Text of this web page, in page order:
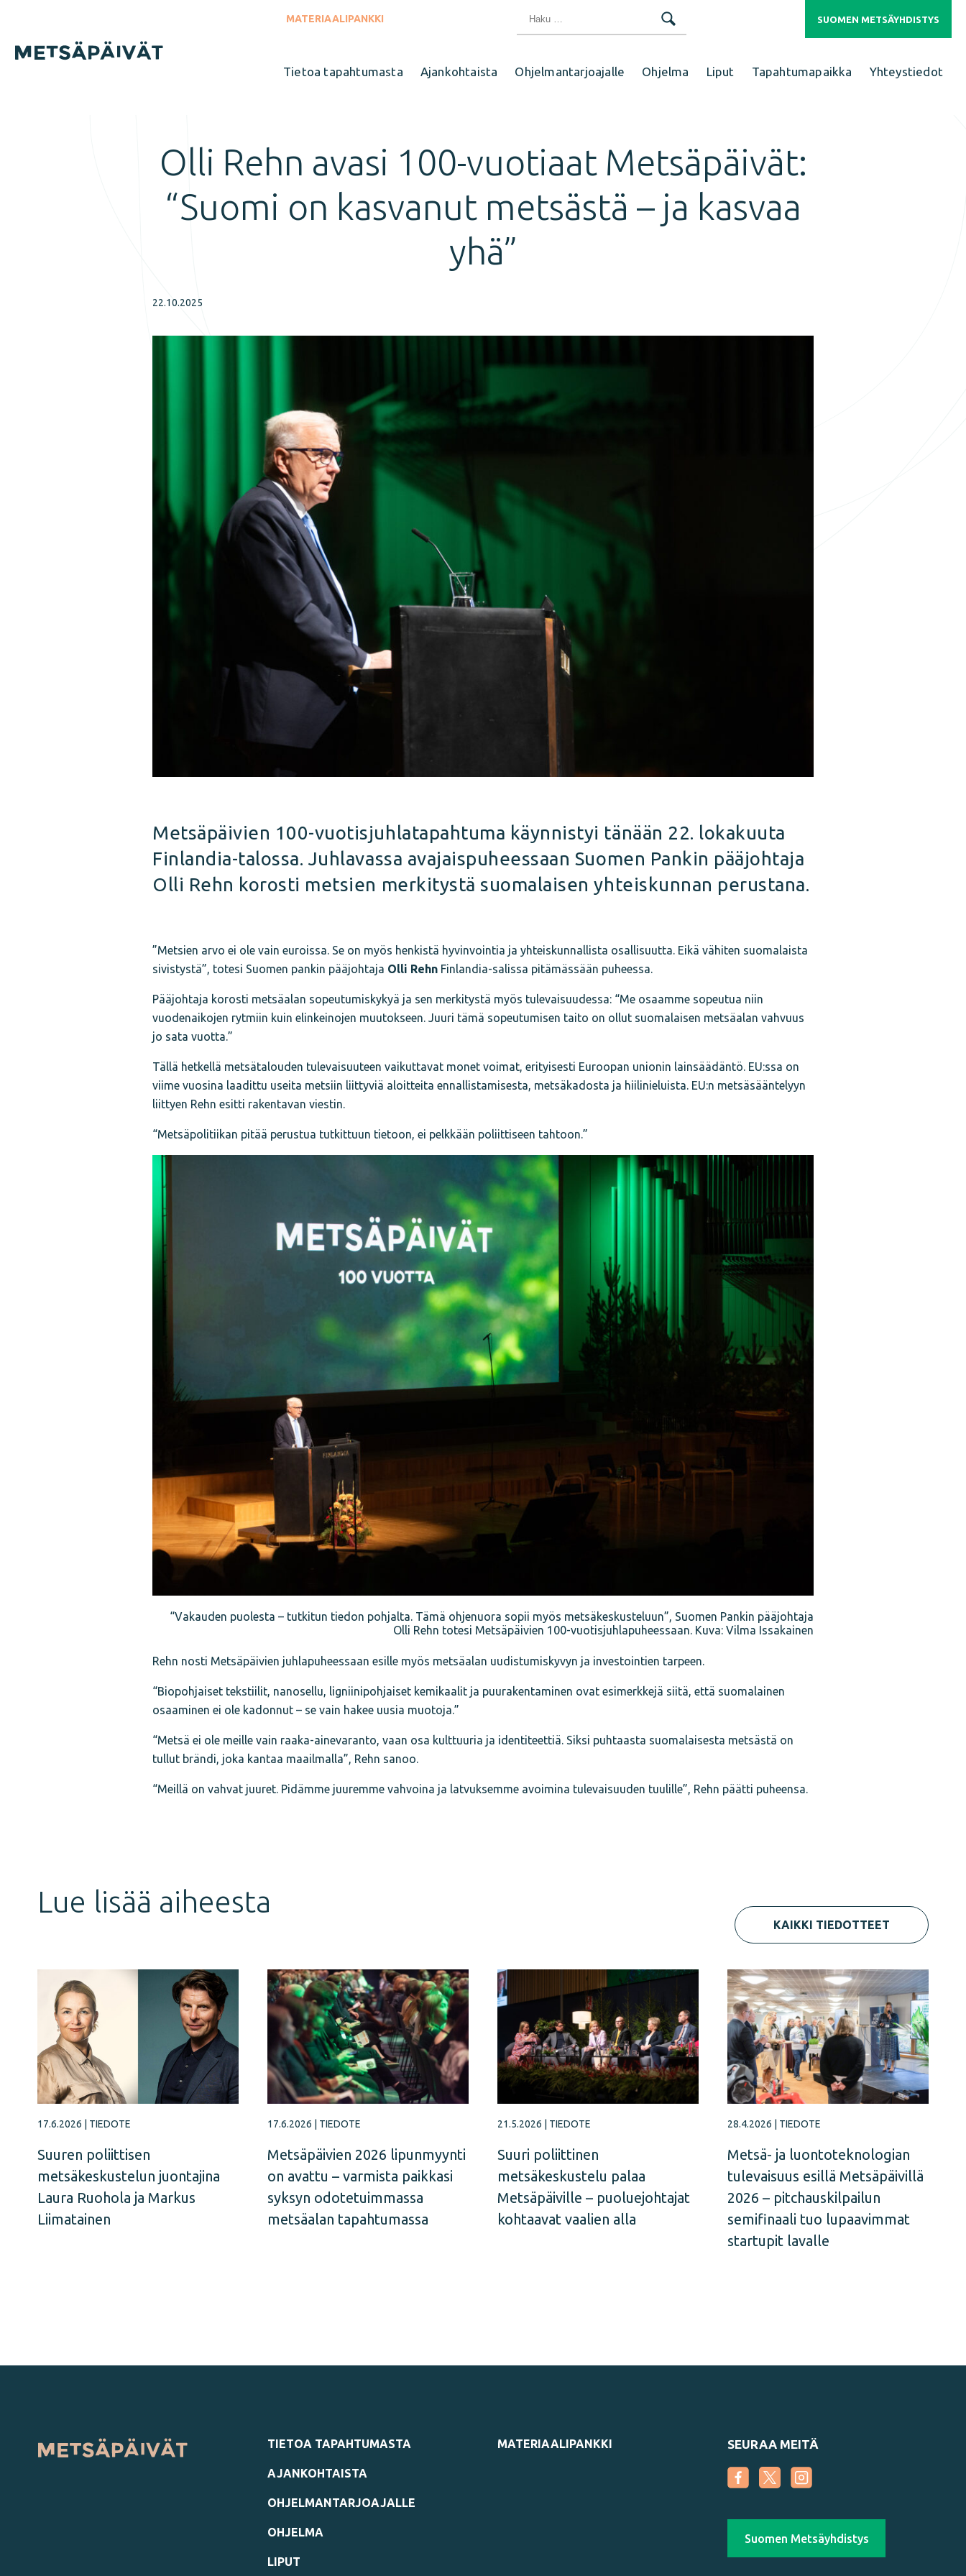
MATERIAALIPANKKI Haku: SUOMEN METSÄYHDISTYS
Tietoa tapahtumasta Ajankohtaista Ohjelmantarjoajalle Ohjelma Liput Tapahtumapaikka Yhteystiedot
Olli Rehn avasi 100-vuotiaat Metsäpäivät:
“Suomi on kasvanut metsästä – ja kasvaa
yhä”
22.10.2025
Metsäpäivien 100-vuotisjuhlatapahtuma käynnistyi tänään 22. lokakuuta
Finlandia-talossa. Juhlavassa avajaispuheessaan Suomen Pankin pääjohtaja
Olli Rehn korosti metsien merkitystä suomalaisen yhteiskunnan perustana.
”Metsien arvo ei ole vain euroissa. Se on myös henkistä hyvinvointia ja yhteiskunnallista osallisuutta. Eikä vähiten suomalaista
sivistystä”, totesi Suomen pankin pääjohtaja Olli Rehn Finlandia-salissa pitämässään puheessa.
Pääjohtaja korosti metsäalan sopeutumiskykyä ja sen merkitystä myös tulevaisuudessa: “Me osaamme sopeutua niin
vuodenaikojen rytmiin kuin elinkeinojen muutokseen. Juuri tämä sopeutumisen taito on ollut suomalaisen metsäalan vahvuus
jo sata vuotta.”
Tällä hetkellä metsätalouden tulevaisuuteen vaikuttavat monet voimat, erityisesti Euroopan unionin lainsäädäntö. EU:ssa on
viime vuosina laadittu useita metsiin liittyviä aloitteita ennallistamisesta, metsäkadosta ja hiilinieluista. EU:n metsäsääntelyyn
liittyen Rehn esitti rakentavan viestin.
“Metsäpolitiikan pitää perustua tutkittuun tietoon, ei pelkkään poliittiseen tahtoon.”
“Vakauden puolesta – tutkitun tiedon pohjalta. Tämä ohjenuora sopii myös metsäkeskusteluun”, Suomen Pankin pääjohtaja
Olli Rehn totesi Metsäpäivien 100-vuotisjuhlapuheessaan. Kuva: Vilma Issakainen
Rehn nosti Metsäpäivien juhlapuheessaan esille myös metsäalan uudistumiskyvyn ja investointien tarpeen.
“Biopohjaiset tekstiilit, nanosellu, ligniinipohjaiset kemikaalit ja puurakentaminen ovat esimerkkejä siitä, että suomalainen
osaaminen ei ole kadonnut – se vain hakee uusia muotoja.”
“Metsä ei ole meille vain raaka-ainevaranto, vaan osa kulttuuria ja identiteettiä. Siksi puhtaasta suomalaisesta metsästä on
tullut brändi, joka kantaa maailmalla”, Rehn sanoo.
“Meillä on vahvat juuret. Pidämme juuremme vahvoina ja latvuksemme avoimina tulevaisuuden tuulille”, Rehn päätti puheensa.
Lue lisää aiheesta
17.6.2026 TIEDOTE
Suuren poliittisen
metsäkeskustelun juontajina
Laura Ruohola ja Markus
Liimatainen
17.6.2026 TIEDOTE
Metsäpäivien 2026 lipunmyynti
on avattu – varmista paikkasi
syksyn odotetuimmassa
metsäalan tapahtumassa
21.5.2026 TIEDOTE
Suuri poliittinen
metsäkeskustelu palaa
Metsäpäiville – puoluejohtajat
kohtaavat vaalien alla
28.4.2026 TIEDOTE
Metsä- ja luontoteknologian
tulevaisuus esillä Metsäpäivillä
2026 – pitchauskilpailun
semifinaali tuo lupaavimmat
startupit lavalle
KAIKKI TIEDOTTEET
TIETOA TAPAHTUMASTA
AJANKOHTAISTA
OHJELMANTARJOAJALLE
OHJELMA
LIPUT
MATERIAALIPANKKI SEURAA MEITÄ
Suomen Metsäyhdistys